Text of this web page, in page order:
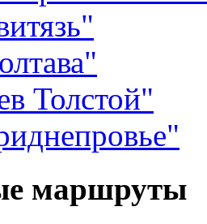
Толстой"
маршруты